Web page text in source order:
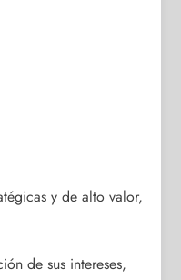
y de alto valor,
de sus intereses,